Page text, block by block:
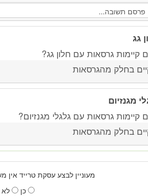
גג
קיימות גרסאות עם חלון גג?
בחלק מהגרסאות
מגנזיום
קיימות גרסאות עם גלגלי מגנזיום?
בחלק מהגרסאות
מעוניין לבצע עסקת טרייד
כן
לא